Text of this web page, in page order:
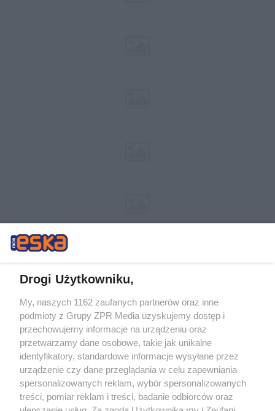
Żaden utwór zamieszczony w serwisie nie może być powielany i
rozpowszechniany lub dalej rozpowszechniany w jakikolwiek sposób (w
tym także elektroniczny lub mechaniczny) na jakimkolwiek polu
eksploatacji w jakiejkolwiek formie, włącznie z umieszczaniem w
Internecie bez pisemnej zgody właściciela praw. Jakiekolwiek użycie lub
wykorzystanie utworów w całości lub w części z naruszeniem prawa,
tzn. bez właściwej zgody, jest zabronione pod groźbą kary i może być
ścigane prawnie.
Drogi Użytkowniku,
My, naszych 1162 zaufanych partnerów oraz inne
podmioty z Grupy ZPR Media uzyskujemy dostęp i
przechowujemy informacje na urządzeniu oraz
przetwarzamy dane osobowe, takie jak unikalne
identyfikatory, standardowe informacje wysyłane przez
urządzenie czy dane przeglądania w celu zapewniania
spersonalizowanych reklam, wybór spersonalizowanych
treści, pomiar reklam i treści, badanie odbiorców oraz